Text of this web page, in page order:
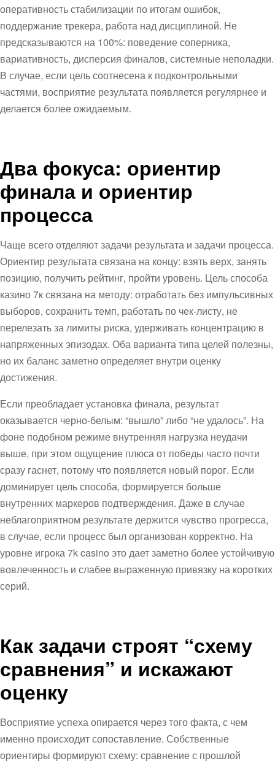
оперативность стабилизации по итогам ошибок,
поддержание трекера, работа над дисциплиной. Не
предсказываются на 100%: поведение соперника,
вариативность, дисперсия финалов, системные неполадки.
В случае, если цель соотнесена к подконтрольными
частями, восприятие результата появляется регулярнее и
делается более ожидаемым.
Два фокуса: ориентир
финала и ориентир
процесса
Чаще всего отделяют задачи результата и задачи процесса.
Ориентир результата связана на концу: взять верх, занять
позицию, получить рейтинг, пройти уровень. Цель способа
казино 7к связана на методу: отработать без импульсивных
выборов, сохранить темп, работать по чек-листу, не
перелезать за лимиты риска, удерживать концентрацию в
напряженных эпизодах. Оба варианта типа целей полезны,
но их баланс заметно определяет внутри оценку
достижения.
Если преобладает установка финала, результат
оказывается черно-белым: “вышло” либо “не удалось”. На
фоне подобном режиме внутренняя нагрузка неудачи
выше, при этом ощущение плюса от победы часто почти
сразу гаснет, потому что появляется новый порог. Если
доминирует цель способа, формируется больше
внутренних маркеров подтверждения. Даже в случае
неблагоприятном результате держится чувство прогресса,
в случае, если процесс был организован корректно. На
уровне игрока 7k casino это дает заметно более устойчивую
вовлеченность и слабее выраженную привязку на коротких
серий.
Как задачи строят “схему
сравнения” и искажают
оценку
Восприятие успеха опирается через того факта, с чем
именно происходит сопоставление. Собственные
ориентиры формируют схему: сравнение с прошлой